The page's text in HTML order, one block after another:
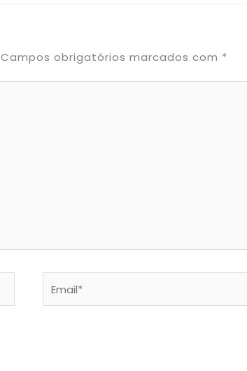
Campos obrigatórios marcados com *